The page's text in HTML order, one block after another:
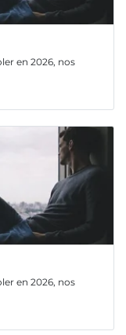
en 2026, nos
en 2026, nos